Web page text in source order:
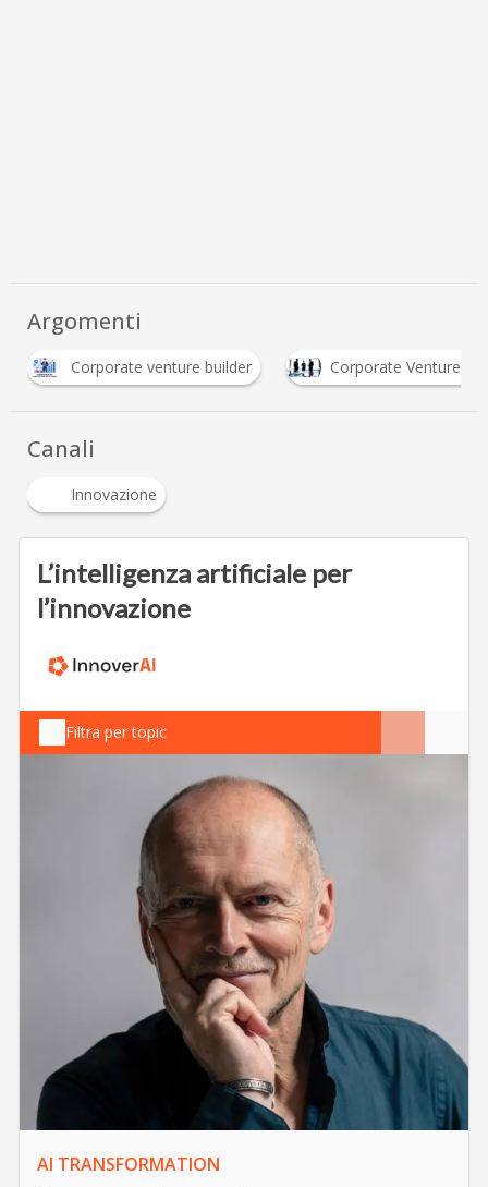
Argomenti
Corporate Venture Capital Innovation Hub
Canali
Innovazione
L’intelligenza artificiale per
l’innovazione
Filtra per topic
AI TRANSFORMATION